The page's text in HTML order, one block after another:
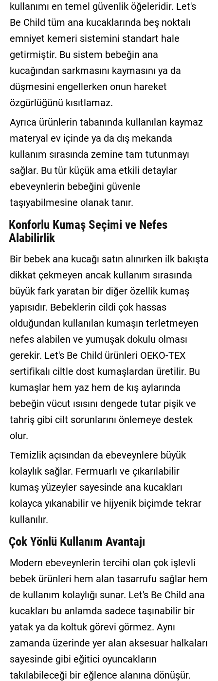
kullanımı en temel güvenlik öğeleridir. Let's
Be Child tüm ana kucaklarında beş noktalı
emniyet kemeri sistemini standart hale
getirmiştir. Bu sistem bebeğin ana
kucağından sarkmasını kaymasını ya da
düşmesini engellerken onun hareket
özgürlüğünü kısıtlamaz.
Ayrıca ürünlerin tabanında kullanılan kaymaz
materyal ev içinde ya da dış mekanda
kullanım sırasında zemine tam tutunmayı
sağlar. Bu tür küçük ama etkili detaylar
ebeveynlerin bebeğini güvenle
taşıyabilmesine olanak tanır.
Konforlu Kumaş Seçimi ve Nefes
Alabilirlik
Bir bebek ana kucağı satın alınırken ilk bakışta
dikkat çekmeyen ancak kullanım sırasında
büyük fark yaratan bir diğer özellik kumaş
yapısıdır. Bebeklerin cildi çok hassas
olduğundan kullanılan kumaşın terletmeyen
nefes alabilen ve yumuşak dokulu olması
gerekir. Let's Be Child ürünleri OEKO-TEX
sertifikalı ciltle dost kumaşlardan üretilir. Bu
kumaşlar hem yaz hem de kış aylarında
bebeğin vücut ısısını dengede tutar pişik ve
tahriş gibi cilt sorunlarını önlemeye destek
olur.
Temizlik açısından da ebeveynlere büyük
kolaylık sağlar. Fermuarlı ve çıkarılabilir
kumaş yüzeyler sayesinde ana kucakları
kolayca yıkanabilir ve hijyenik biçimde tekrar
kullanılır.
Çok Yönlü Kullanım Avantajı
Modern ebeveynlerin tercihi olan çok işlevli
bebek ürünleri hem alan tasarrufu sağlar hem
de kullanım kolaylığı sunar. Let's Be Child ana
kucakları bu anlamda sadece taşınabilir bir
yatak ya da koltuk görevi görmez. Aynı
zamanda üzerinde yer alan aksesuar halkaları
sayesinde gibi eğitici oyuncakların
takılabileceği bir eğlence alanına dönüşür.